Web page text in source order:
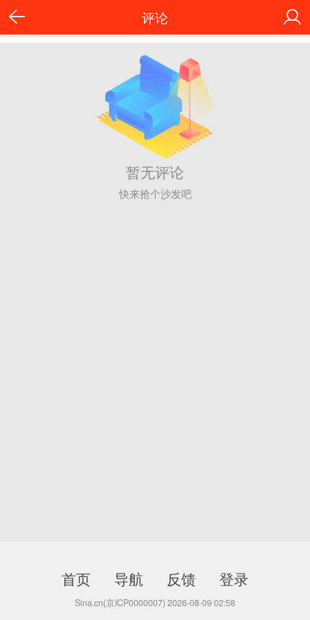
评论
暂无评论
快来抢个沙发吧
首页 导航 反馈 登录
Sina.cn(京ICP0000007) 2026-08-09 02:58